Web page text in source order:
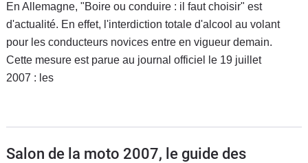
En Allemagne, "Boire ou conduire : il faut choisir" est
d'actualité. En effet, l'interdiction totale d'alcool au volant
pour les conducteurs novices entre en vigueur demain.
Cette mesure est parue au journal officiel le 19 juillet
2007 : les
Salon de la moto 2007, le guide des